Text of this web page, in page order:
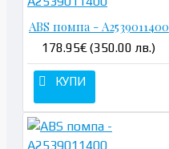
ABS помпа - A2539011400
178.95€ (350.00 лв.)
КУПИ